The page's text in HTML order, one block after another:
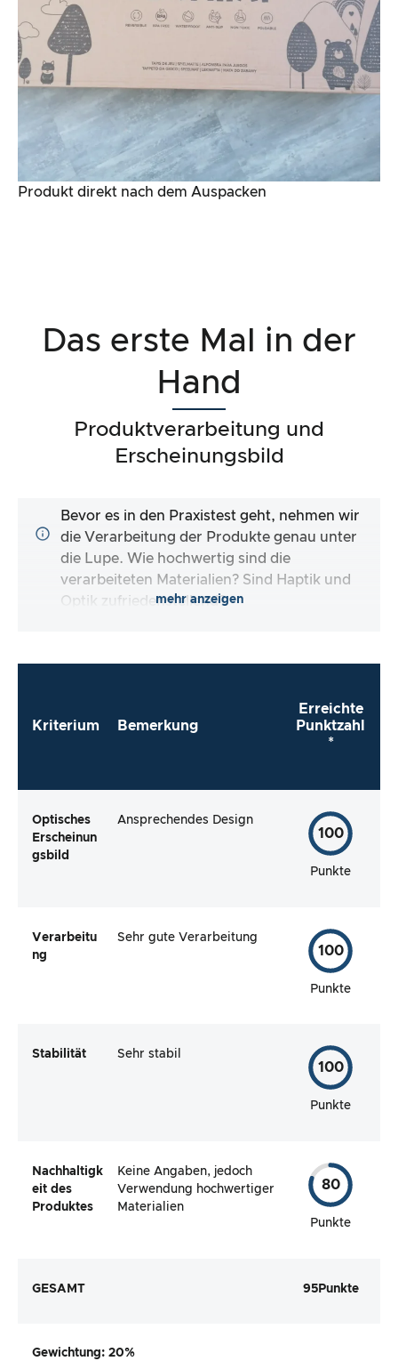
Produkt direkt nach dem Auspacken
Das erste Mal in der
Hand
Produktverarbeitung und
Erscheinungsbild
Bevor es in den Praxistest geht, nehmen wir
die Verarbeitung der Produkte genau unter
die Lupe. Wie hochwertig sind die
verarbeiteten Materialien? Sind Haptik und
Optik zufriedenstellend?
mehr anzeigen
Kriterium Bemerkung
Erreichte
Punktzahl
*
Optisches
Erscheinun
gsbild
Ansprechendes Design
100
Punkte
Verarbeitu
ng
Sehr gute Verarbeitung
100
Punkte
Stabilität Sehr stabil
100
Punkte
Nachhaltigk
eit des
Produktes
Keine Angaben, jedoch
Verwendung hochwertiger
Materialien
80
Punkte
GESAMT 95Punkte
Gewichtung: 20%